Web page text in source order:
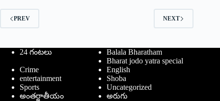
PREV NEXT
24 గంటలు
Balala Bharatham
Bharat jodo yatra special
Crime
English
entertainment
Shoba
Sports
Uncategorized
అంతర్జాతీయం
అరుగు